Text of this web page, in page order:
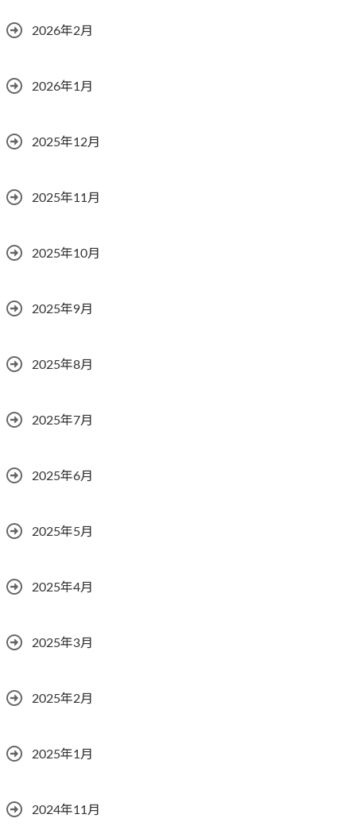
2026年2月
2026年1月
2025年12月
2025年11月
2025年10月
2025年9月
2025年8月
2025年7月
2025年6月
2025年5月
2025年4月
2025年3月
2025年2月
2025年1月
2024年11月